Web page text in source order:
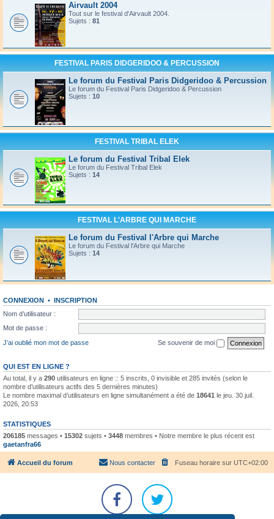
Airvault 2004
Tout sur le festival d'Airvault 2004.
Sujets : 81
FESTIVAL PARIS DIDGERIDOO & PERCUSSION
Le forum du Festival Paris Didgeridoo & Percussion
Le forum du Festival Paris Didgeridoo & Percussion
Sujets : 10
FESTIVAL TRIBAL ELEK
Le forum du Festival Tribal Elek
Le forum du Festival Tribal Elek
Sujets : 14
FESTIVAL L'ARBRE QUI MARCHE
Le forum du Festival l'Arbre qui Marche
Le forum du Festival l'Arbre qui Marche
Sujets : 14
CONNEXION • INSCRIPTION
Nom d’utilisateur :
Mot de passe :
J’ai oublié mon mot de passe
Se souvenir de moi
QUI EST EN LIGNE ?
Au total, il y a 290 utilisateurs en ligne :: 5 inscrits, 0 invisible et 285 invités (selon le
nombre d’utilisateurs actifs des 5 dernières minutes)
Le nombre maximal d’utilisateurs en ligne simultanément a été de 18641 le jeu. 30 juil.
2026, 20:53
STATISTIQUES
206185 messages • 15302 sujets • 3448 membres • Notre membre le plus récent est
gaetanfra66
Accueil du forum Fuseau horaire sur UTC+02:00
Nous contacter